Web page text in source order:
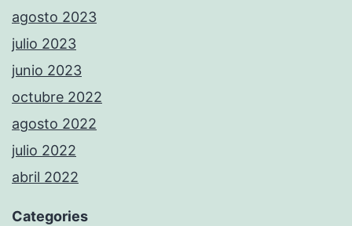
agosto 2023
julio 2023
junio 2023
octubre 2022
agosto 2022
julio 2022
abril 2022
Categories